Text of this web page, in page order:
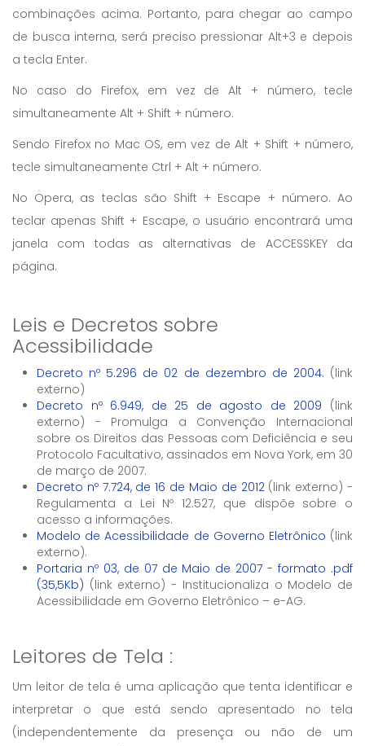
combinações acima. Portanto, para chegar ao campo
de busca interna, será preciso pressionar Alt+3 e depois
a tecla Enter.
No caso do Firefox, em vez de Alt + número, tecle
simultaneamente Alt + Shift + número.
Sendo Firefox no Mac OS, em vez de Alt + Shift + número,
tecle simultaneamente Ctrl + Alt + número.
No Opera, as teclas são Shift + Escape + número. Ao
teclar apenas Shift + Escape, o usuário encontrará uma
janela com todas as alternativas de ACCESSKEY da
página.
Leis e Decretos sobre
Acessibilidade
Decreto nº 5.296 de 02 de dezembro de 2004. (link
externo)
Decreto nº 6.949, de 25 de agosto de 2009 (link
externo) - Promulga a Convenção Internacional
sobre os Direitos das Pessoas com Deficiência e seu
Protocolo Facultativo, assinados em Nova York, em 30
de março de 2007.
Decreto nº 7.724, de 16 de Maio de 2012(link externo) -
Regulamenta a Lei Nº 12.527, que dispõe sobre o
acesso a informações.
Modelo de Acessibilidade de Governo Eletrônico (link
externo).
Portaria nº 03, de 07 de Maio de 2007 - formato .pdf
(35,5Kb) (link externo) - Institucionaliza o Modelo de
Acessibilidade em Governo Eletrônico – e-AG.
Leitores de Tela :
Um leitor de tela é uma aplicação que tenta identificar e
interpretar o que está sendo apresentado no tela
(independentemente da presença ou não de um